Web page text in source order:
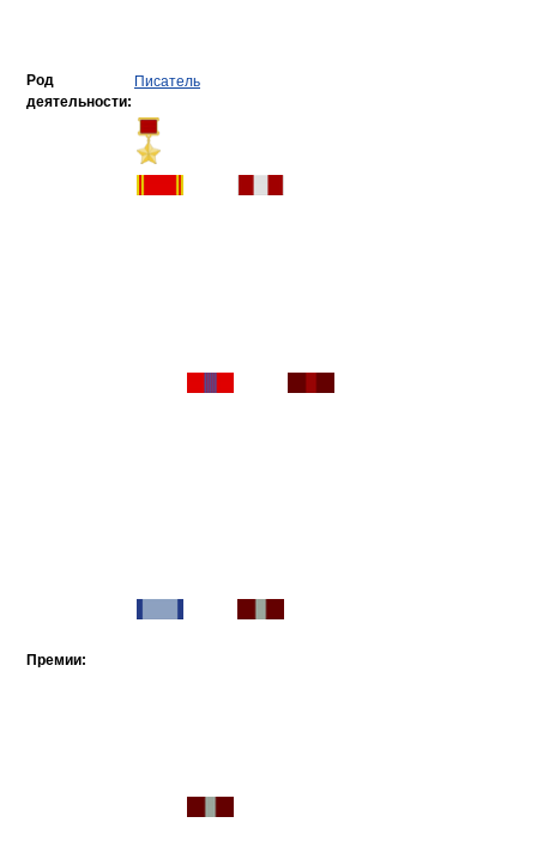
Род
деятельности:
Писатель
Премии: